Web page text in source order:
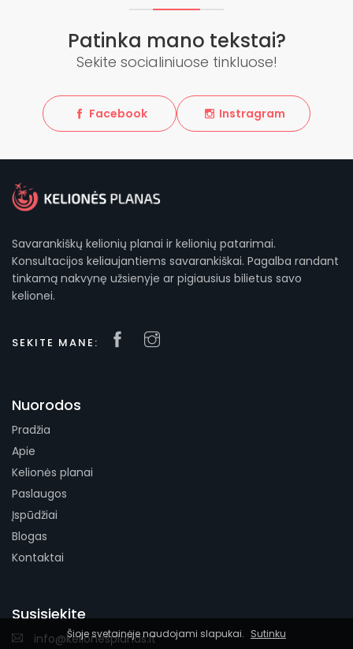
Šioje svetainėje naudojami slapukai. Sutinku
Patinka mano tekstai?
Sekite socialiniuose tinkluose!
Facebook Instragram
Savarankiškų kelionių planai ir kelionių patarimai.
Konsultacijos keliaujantiems savarankiškai. Pagalba randant
tinkamą nakvynę užsienyje ar pigiausius bilietus savo
kelionei.
SEKITE MANE:
Nuorodos
Pradžia
Apie
Kelionės planai
Paslaugos
Įspūdžiai
Blogas
Kontaktai
Susisiekite
info@kelionesplanas.lt